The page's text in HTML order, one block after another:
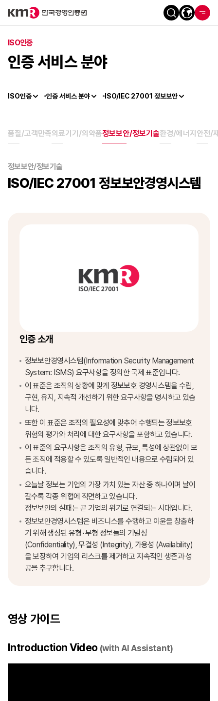
ISO인증
인증 서비스 분야
ISO인증 인증 서비스 분야 ISO/IEC 27001 정보보안
품질/고객만족의료기기/의약품정보보안/정보기술환경/에너지 안전/
정보보안/정보기술
ISO/IEC 27001 정보보안경영시스템
인증 소개
정보보안경영시스템(Information Security Management
System: ISMS) 요구사항을 정의한 국제 표준입니다.
이 표준은 조직의 상황에 맞게 정보보호 경영시스템을 수립,
구현, 유지, 지속적 개선하기 위한 요구사항을 명시하고 있습
니다.
또한 이 표준은 조직의 필요성에 맞추어 수행되는 정보보호
위험의 평가와 처리에 대한 요구사항을 포함하고 있습니다.
이 표준의 요구사항은 조직의 유형, 규모, 특성에 상관없이 모
든 조직에 적용할 수 있도록 일반적인 내용으로 수립되어 있
습니다.
오늘날 정보는 기업의 가장 가치 있는 자산 중 하나이며 날이
갈수록 각종 위협에 직면하고 있습니다.
정보보안의 실패는 곧 기업의 위기로 연결되는 시대입니다.
정보보안경영시스템은 비즈니스를 수행하고 이윤을 창출하
기 위해 생성된 유형•무형 정보들의 기밀성
(Confidentiality), 무결성 (Integrity), 가용성 (Availability)
을 보장하여 기업의 리스크를 제거하고 지속적인 생존과 성
공을 추구합니다.
영상 가이드
Introduction Video (with AI Assistant)